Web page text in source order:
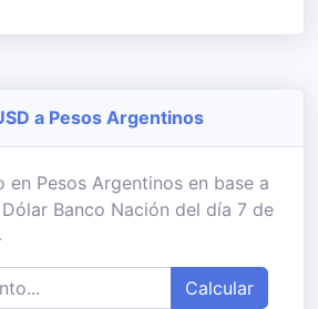
a Pesos Argentinos
en Pesos Argentinos en base a
Banco Nación del día 7 de
Calcular